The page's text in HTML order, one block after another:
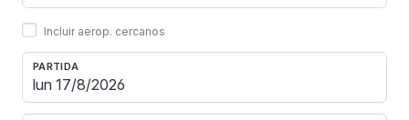
Incluir aerop. cercanos
PARTIDA